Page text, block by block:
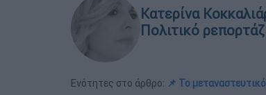
Κατερίνα
Πολιτικό ρεπορτάζ
Ενότητες στο άρθρο: 📌 Το μεταναστευτικό